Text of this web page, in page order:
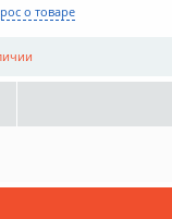
о товаре